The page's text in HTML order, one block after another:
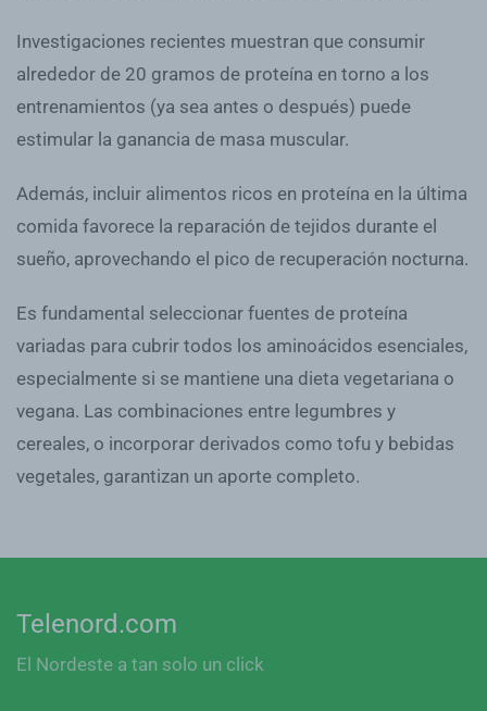
Investigaciones recientes muestran que consumir
alrededor de 20 gramos de proteína en torno a los
entrenamientos (ya sea antes o después) puede
estimular la ganancia de masa muscular.
Además, incluir alimentos ricos en proteína en la última
comida favorece la reparación de tejidos durante el
sueño, aprovechando el pico de recuperación nocturna.
Es fundamental seleccionar fuentes de proteína
variadas para cubrir todos los aminoácidos esenciales,
especialmente si se mantiene una dieta vegetariana o
vegana. Las combinaciones entre legumbres y
cereales, o incorporar derivados como tofu y bebidas
vegetales, garantizan un aporte completo.
Telenord.com
El Nordeste a tan solo un click